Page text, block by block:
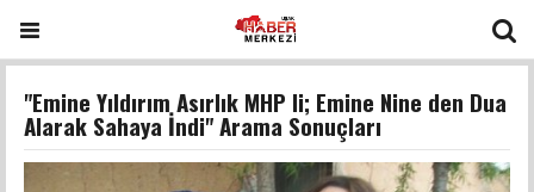
"Emine Yıldırım Asırlık MHP li; Emine Nine den Dua
Alarak Sahaya İndi" Arama Sonuçları